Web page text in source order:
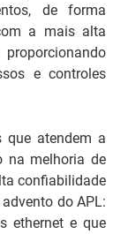
de forma
a mais alta
e controles
que atendem a
na melhoria de
confiabilidade
do APL:
ethernet e que